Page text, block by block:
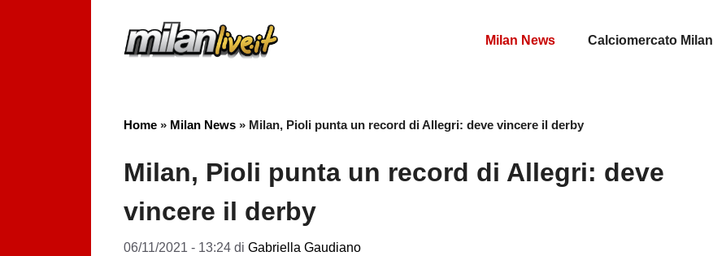
Milan News Calciomercato Milan
Home » Milan News » Milan, Pioli punta un record di Allegri: deve vincere il derby
Milan, Pioli punta un record di Allegri: deve
vincere il derby
06/11/2021 - 13:24 di Gabriella Gaudiano